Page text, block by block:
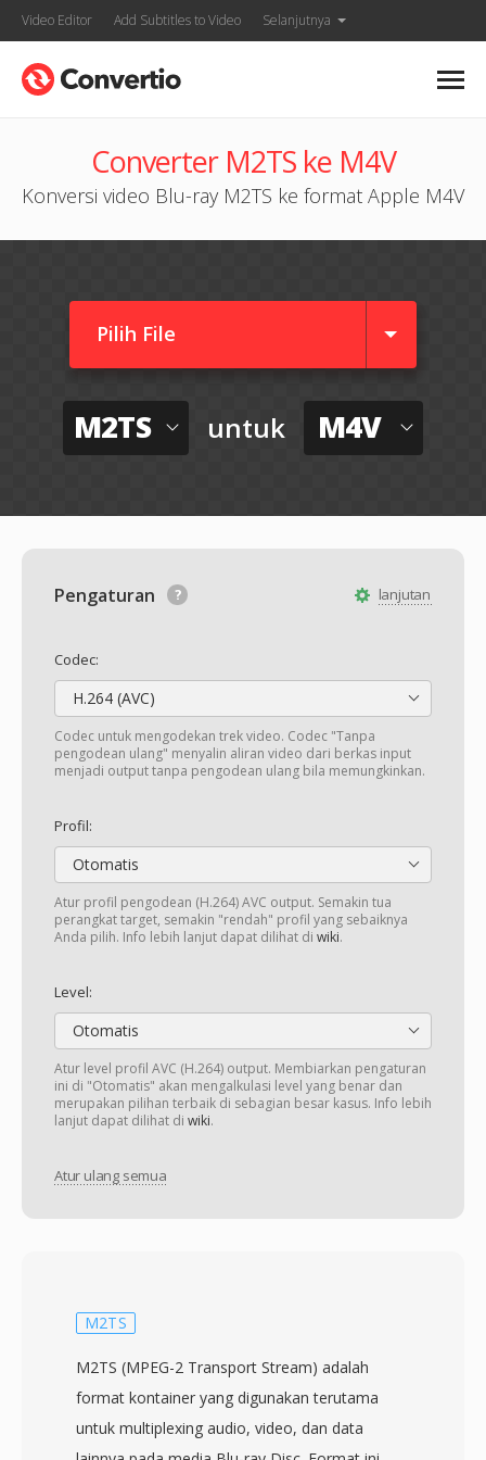
Video Editor Add Subtitles to Video Selanjutnya
Converter M2TS ke M4V
Konversi video Blu-ray M2TS ke format Apple M4V
Pilih File
M2TS untuk M4V
lanjutan
Pengaturan
Codec:
H.264 (AVC)
Codec untuk mengodekan trek video. Codec "Tanpa
pengodean ulang" menyalin aliran video dari berkas input
menjadi output tanpa pengodean ulang bila memungkinkan.
Profil:
Otomatis
Atur profil pengodean (H.264) AVC output. Semakin tua
perangkat target, semakin "rendah" profil yang sebaiknya
Anda pilih. Info lebih lanjut dapat dilihat di wiki.
Level:
Otomatis
Atur level profil AVC (H.264) output. Membiarkan pengaturan
ini di "Otomatis" akan mengalkulasi level yang benar dan
merupakan pilihan terbaik di sebagian besar kasus. Info lebih
lanjut dapat dilihat di wiki.
Atur ulang semua
M2TS
M2TS (MPEG-2 Transport Stream) adalah
format kontainer yang digunakan terutama
untuk multiplexing audio, video, dan data